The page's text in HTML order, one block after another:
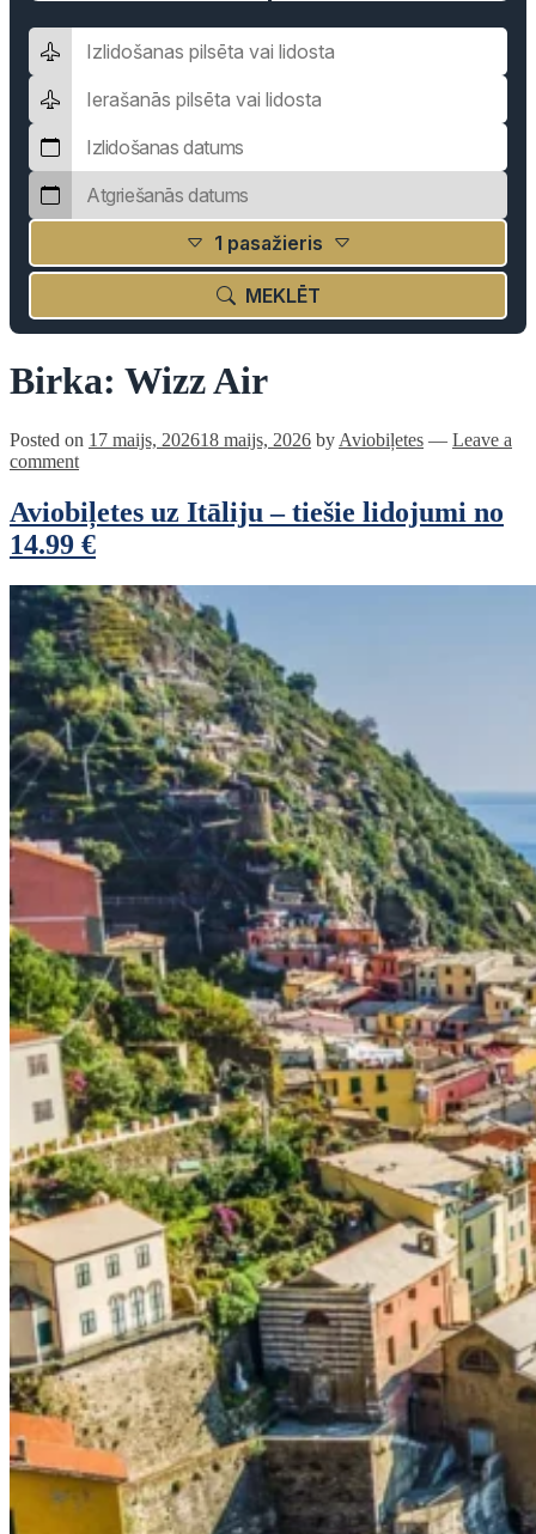
1 pasažieris
MEKLĒT
Birka: Wizz Air
Posted on 17 maijs, 202618 maijs, 2026 by Aviobiļetes — Leave a
comment
Aviobiļetes uz Itāliju – tiešie lidojumi no
14.99 €